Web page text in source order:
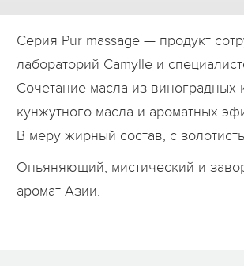
Серия Pur massage — продукт
лабораторий Camylle и
Сочетание масла из виноградных
кунжутного масла и ароматных
В меру жирный состав, с
Опьяняющий, мистический и
аромат Азии.